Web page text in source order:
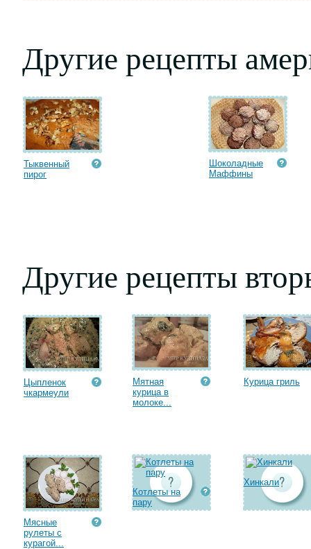
Другие рецепты
Тыквенный
пирог
Шоколадные
Маффины
Другие рецепты
Цыпленок
чкармеули
Мятная
курица в
молоке...
Курица гриль
Мясные
рулеты с
курагой...
Котлеты на
пару
Хинкали